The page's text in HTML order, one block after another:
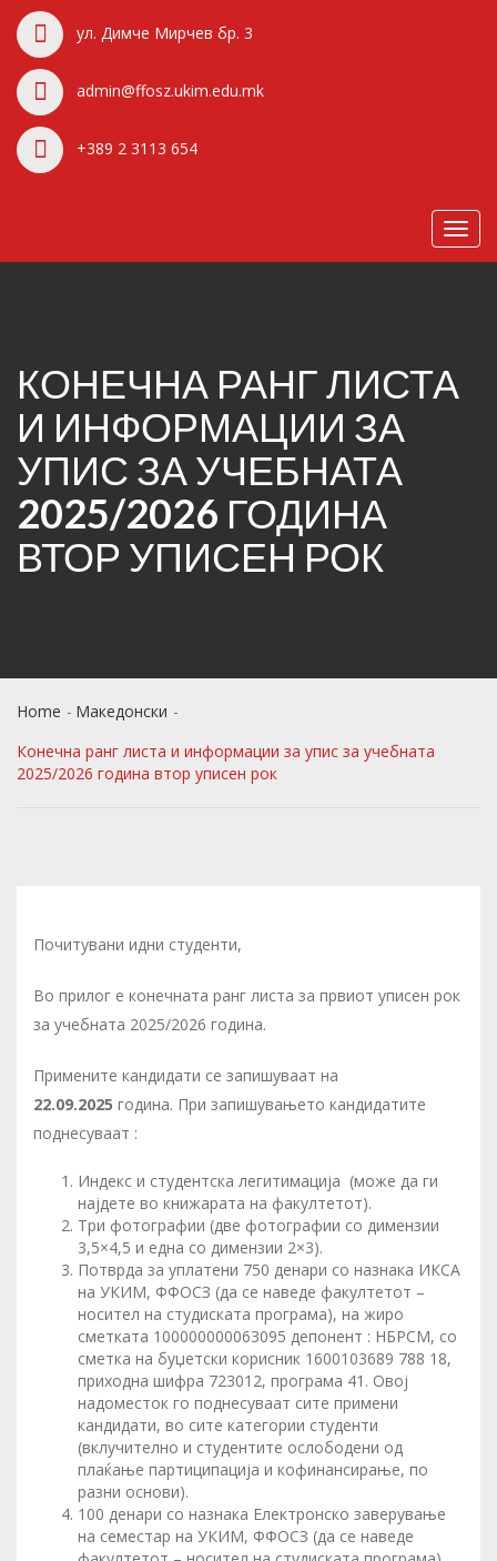
ул. Димче Мирчев бр. 3
admin@ffosz.ukim.edu.mk
+389 2 3113 654
КОНЕЧНА РАНГ ЛИСТА
И ИНФОРМАЦИИ ЗА
УПИС ЗА УЧЕБНАТА
2025/2026 ГОДИНА
ВТОР УПИСЕН РОК
Home
Македонски
Конечна ранг листа и информации за упис за учебната
2025/2026 година втор уписен рок
Почитувани идни студенти,
Во прилог e конечната ранг листа за првиот уписен рок
за учебната 2025/2026 година.
Примените кандидати се запишуваат на
22.09.2025 година. При запишувањето кандидатите
поднесуваат :
Индекс и студентска легитимација (може да ги
најдете во книжарата на факултетот).
Три фотографии (две фотографии со димензии
3,5×4,5 и една со димензии 2×3).
Потврда за уплатени 750 денари со назнака ИКСА
на УКИМ, ФФОСЗ (да се наведе факултетот –
носител на студиската програма), на жиро
сметката 100000000063095 депонент : НБРСМ, со
сметка на буџетски корисник 1600103689 788 18,
приходна шифра 723012, програма 41. Овој
надоместок го поднесуваат сите примени
кандидати, во сите категории студенти
(вклучително и студентите ослободени од
плаќање партиципација и кофинансирање, по
разни основи).
100 денари со назнака Електронско заверување
на семестар на УКИМ, ФФОСЗ (да се наведе